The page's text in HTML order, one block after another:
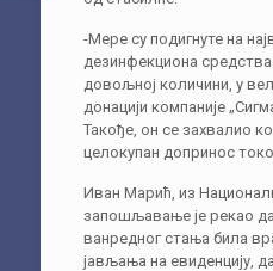
-Мере су подигнуте на
дезинфекциона средства
довољној количини, у
донацији компаније
Такође, он се захвалио
целокупан допринос
Иван Марић, из
запошљавање је рекао
ванредног стања била
јављања на евиденцију,